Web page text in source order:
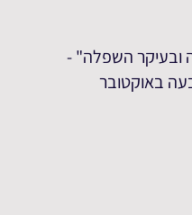
ובעיקר השפלה" -
באוקטובר